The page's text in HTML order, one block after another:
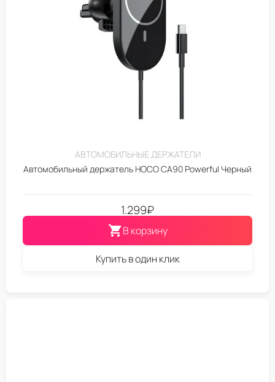
АВТОМОБИЛЬНЫЕ ДЕРЖАТЕЛИ
Автомобильный держатель HOCO CA90 Powerful Черный
1.299₽
В корзину
Купить в один клик